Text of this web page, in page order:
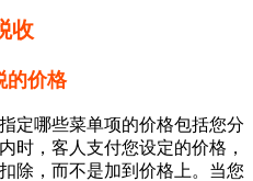
收
的价格
定哪些菜单项的价格包括您分
时，客人支付您设定的价格，
除，而不是加到价格上。当您